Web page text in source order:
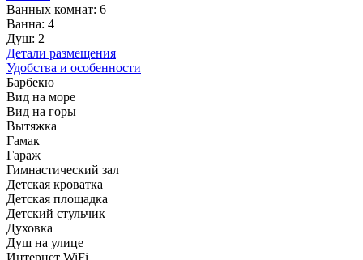
Ванных комнат: 6
Ванна: 4
Душ: 2
Детали размещения
Удобства и особенности
Барбекю
Вид на море
Вид на горы
Вытяжка
Гамак
Гараж
Гимнастический зал
Детская кроватка
Детская площадка
Детский стульчик
Духовка
Душ на улице
Интернет WiFi